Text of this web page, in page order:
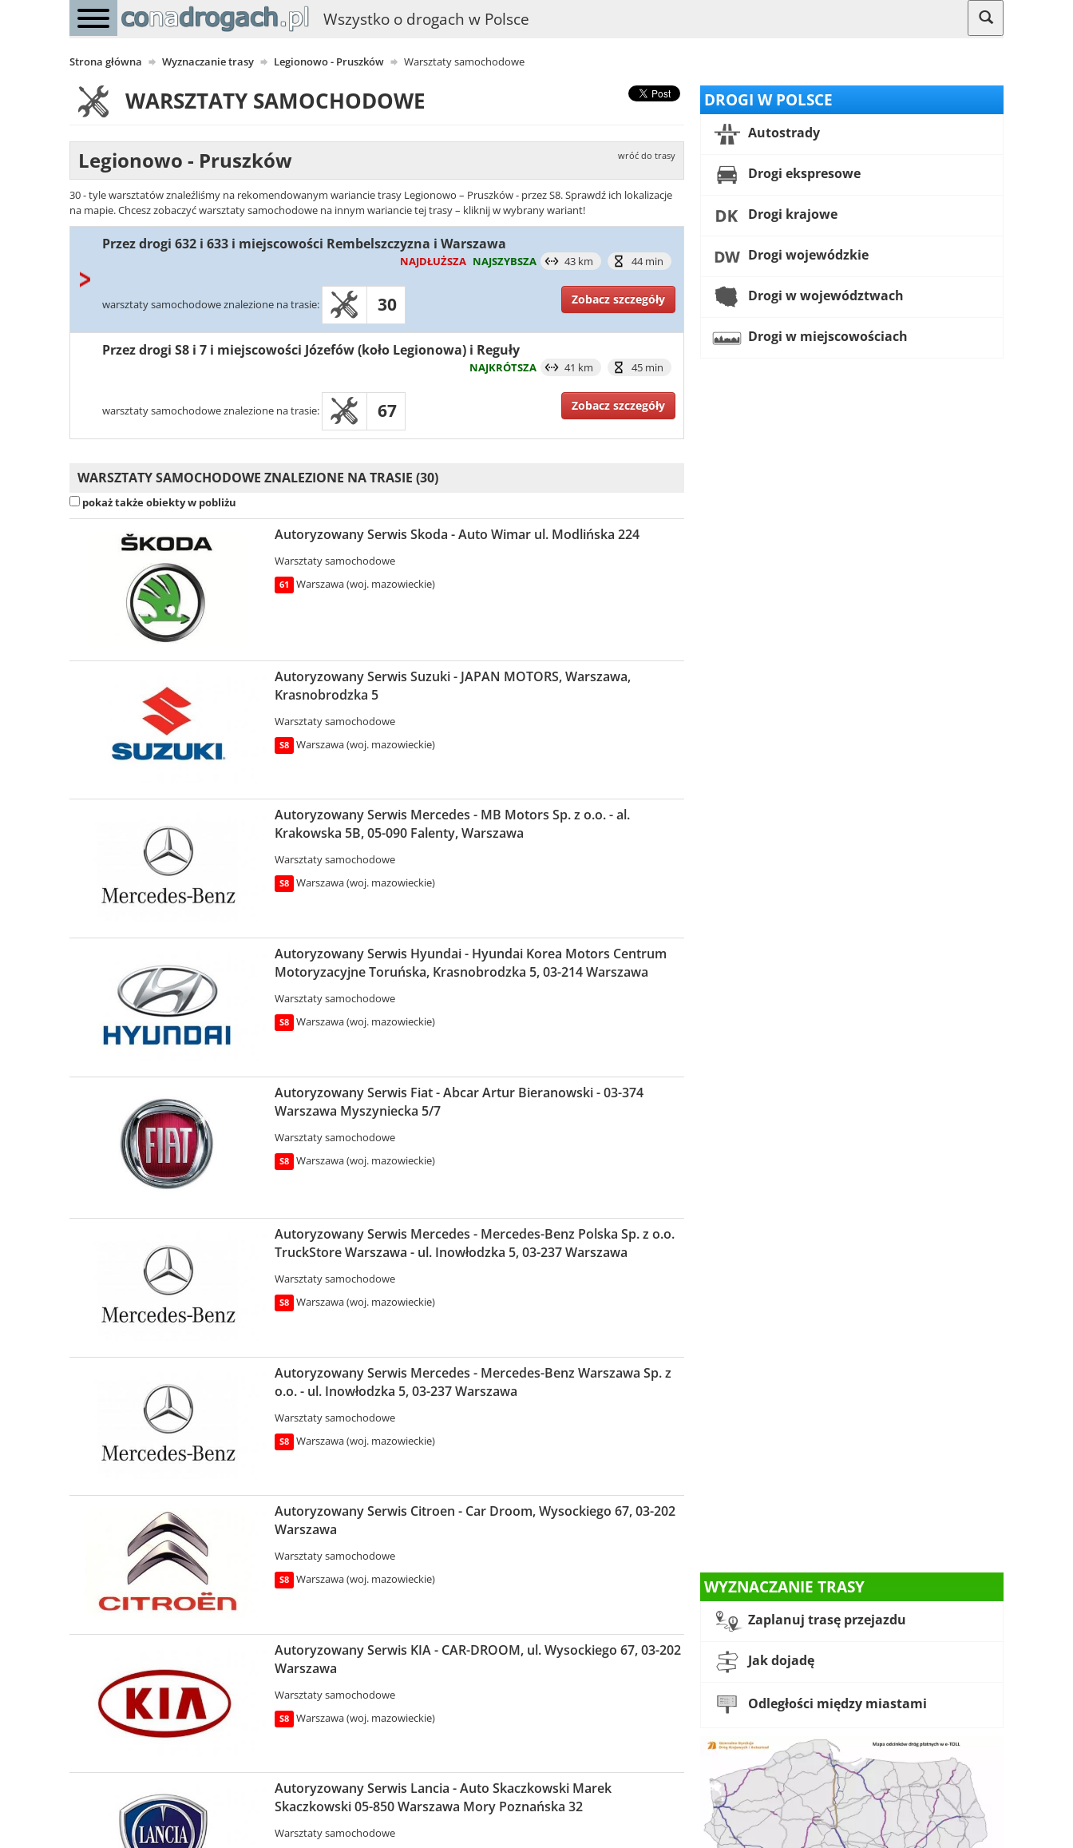
Wszystko o drogach w Polsce
Strona główna Wyznaczanie trasy Legionowo - Pruszków Warsztaty samochodowe
WARSZTATY SAMOCHODOWE
Legionowo - Pruszków wróć do trasy
30 - tyle warsztatów znaleźliśmy na rekomendowanym wariancie trasy Legionowo – Pruszków - przez S8. Sprawdź ich lokalizacje
na mapie. Chcesz zobaczyć warsztaty samochodowe na innym wariancie tej trasy – kliknij w wybrany wariant!
Przez drogi 632 i 633 i miejscowości Rembelszczyzna i Warszawa
NAJDŁUŻSZA NAJSZYBSZA 43 km 44 min
warsztaty samochodowe znalezione na trasie: 30 Zobacz szczegóły
Przez drogi S8 i 7 i miejscowości Józefów (koło Legionowa) i Reguły
NAJKRÓTSZA 41 km 45 min
warsztaty samochodowe znalezione na trasie: 67 Zobacz szczegóły
WARSZTATY SAMOCHODOWE ZNALEZIONE NA TRASIE (30)
pokaż także obiekty w pobliżu
Autoryzowany Serwis Skoda - Auto Wimar ul. Modlińska 224
Warsztaty samochodowe
61 Warszawa (woj. mazowieckie)
Autoryzowany Serwis Suzuki - JAPAN MOTORS, Warszawa,
Krasnobrodzka 5
Warsztaty samochodowe
S8 Warszawa (woj. mazowieckie)
Autoryzowany Serwis Mercedes - MB Motors Sp. z o.o. - al.
Krakowska 5B, 05-090 Falenty, Warszawa
Warsztaty samochodowe
S8 Warszawa (woj. mazowieckie)
Autoryzowany Serwis Hyundai - Hyundai Korea Motors Centrum
Motoryzacyjne Toruńska, Krasnobrodzka 5, 03-214 Warszawa
Warsztaty samochodowe
S8 Warszawa (woj. mazowieckie)
Autoryzowany Serwis Fiat - Abcar Artur Bieranowski - 03-374
Warszawa Myszyniecka 5/7
Warsztaty samochodowe
S8 Warszawa (woj. mazowieckie)
Autoryzowany Serwis Mercedes - Mercedes-Benz Polska Sp. z o.o.
TruckStore Warszawa - ul. Inowłodzka 5, 03-237 Warszawa
Warsztaty samochodowe
S8 Warszawa (woj. mazowieckie)
Autoryzowany Serwis Mercedes - Mercedes-Benz Warszawa Sp. z
o.o. - ul. Inowłodzka 5, 03-237 Warszawa
Warsztaty samochodowe
S8 Warszawa (woj. mazowieckie)
Autoryzowany Serwis Citroen - Car Droom, Wysockiego 67, 03-202
Warszawa
Warsztaty samochodowe
S8 Warszawa (woj. mazowieckie)
Autoryzowany Serwis KIA - CAR-DROOM, ul. Wysockiego 67, 03-202
Warszawa
Warsztaty samochodowe
S8 Warszawa (woj. mazowieckie)
Autoryzowany Serwis Lancia - Auto Skaczkowski Marek
Skaczkowski 05-850 Warszawa Mory Poznańska 32
Warsztaty samochodowe
DROGI W POLSCE
Autostrady
Drogi ekspresowe
Drogi krajowe
Drogi wojewódzkie
Drogi w województwach
Drogi w miejscowościach
WYZNACZANIE TRASY
Zaplanuj trasę przejazdu
Jak dojadę
Odległości między miastami